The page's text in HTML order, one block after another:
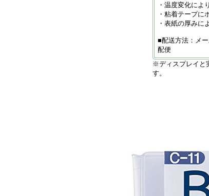
・温度変化によ
・粘着テープに
・表紙の厚みに
■配送方法：メ
配便
※ディスプレイと
す。